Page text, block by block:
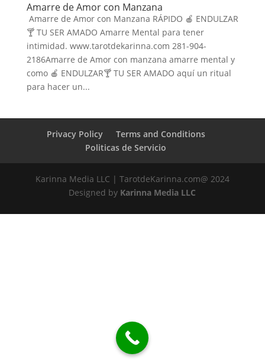
Amarre de Amor con Manzana
Amarre de Amor con Manzana RÁPIDO 🍎 ENDULZAR
🍸 TU SER AMADO Amarre Mental para tener
intimidad. www.tarotdekarinna.com 281-904-
2186Amarre de Amor con manzana amarre mental y
como 🍎 ENDULZAR🍸 TU SER AMADO aquí un ritual
para hacer un...
Privacy Policy
Terms and Conditions
Politicas de Servicio
Karinna Media LLC | TarotdeKarinna.com@ 2024
Designed by Karinna Media LLC